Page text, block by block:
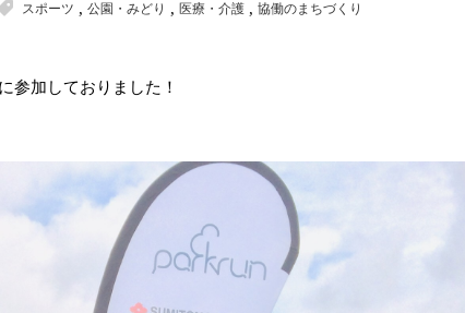
スポーツ 公園・みどり 医療・介護 協働のまちづくり
参加しておりました！